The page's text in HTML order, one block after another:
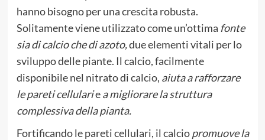
hanno bisogno per una crescita robusta.
Solitamente viene utilizzato come un’ottima fonte
sia di calcio che di azoto,due elementi vitali per lo
sviluppo delle piante. Il calcio, facilmente
disponibile nel nitrato di calcio, aiuta a rafforzare
le pareti cellulariea migliorare la struttura
complessiva della pianta.
Fortificando le pareti cellulari, il calciopromuove la